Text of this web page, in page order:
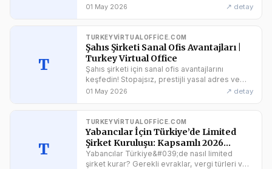
İzmir&#039;de yasal adres, posta yönetimi ve
01 May 2026 ↗ detay
T
TURKEYVIRTUALOFFICE.COM
Şahıs Şirketi Sanal Ofis Avantajları |
Turkey Virtual Office
Şahıs şirketi için sanal ofis avantajlarını
keşfedin! Stopajsız, prestijli yasal adres ve
Akıllı Müşteri Paneli ile işinizi Turkey Virtual
01 May 2026 ↗ detay
T
TURKEYVIRTUALOFFICE.COM
Yabancılar İçin Türkiye’de Limited
Şirket Kuruluşu: Kapsamlı 2026
Kılavuzu
Yabancılar Türkiye&#039;de nasıl limited
şirket kurar? Gerekli evraklar, vergi türleri ve